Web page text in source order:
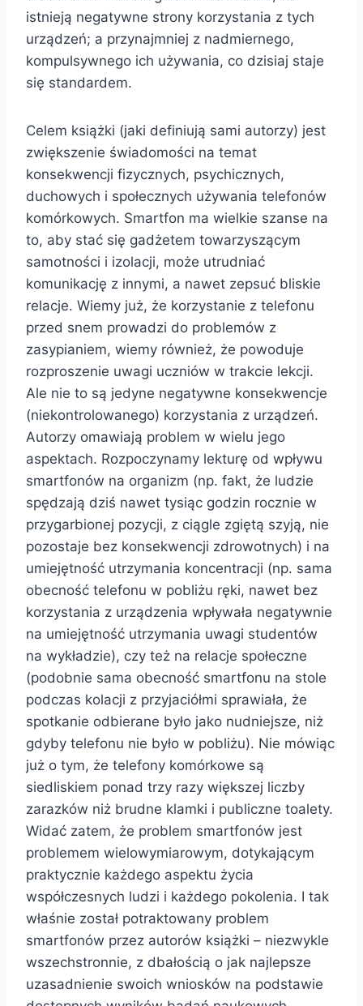
istnieją negatywne strony korzystania z tych
urządzeń; a przynajmniej z nadmiernego,
kompulsywnego ich używania, co dzisiaj staje
się standardem.
Celem książki (jaki definiują sami autorzy) jest
zwiększenie świadomości na temat
konsekwencji fizycznych, psychicznych,
duchowych i społecznych używania telefonów
komórkowych. Smartfon ma wielkie szanse na
to, aby stać się gadżetem towarzyszącym
samotności i izolacji, może utrudniać
komunikację z innymi, a nawet zepsuć bliskie
relacje. Wiemy już, że korzystanie z telefonu
przed snem prowadzi do problemów z
zasypianiem, wiemy również, że powoduje
rozproszenie uwagi uczniów w trakcie lekcji.
Ale nie to są jedyne negatywne konsekwencje
(niekontrolowanego) korzystania z urządzeń.
Autorzy omawiają problem w wielu jego
aspektach. Rozpoczynamy lekturę od wpływu
smartfonów na organizm (np. fakt, że ludzie
spędzają dziś nawet tysiąc godzin rocznie w
przygarbionej pozycji, z ciągle zgiętą szyją, nie
pozostaje bez konsekwencji zdrowotnych) i na
umiejętność utrzymania koncentracji (np. sama
obecność telefonu w pobliżu ręki, nawet bez
korzystania z urządzenia wpływała negatywnie
na umiejętność utrzymania uwagi studentów
na wykładzie), czy też na relacje społeczne
(podobnie sama obecność smartfonu na stole
podczas kolacji z przyjaciółmi sprawiała, że
spotkanie odbierane było jako nudniejsze, niż
gdyby telefonu nie było w pobliżu). Nie mówiąc
już o tym, że telefony komórkowe są
siedliskiem ponad trzy razy większej liczby
zarazków niż brudne klamki i publiczne toalety.
Widać zatem, że problem smartfonów jest
problemem wielowymiarowym, dotykającym
praktycznie każdego aspektu życia
współczesnych ludzi i każdego pokolenia. I tak
właśnie został potraktowany problem
smartfonów przez autorów książki – niezwykle
wszechstronnie, z dbałością o jak najlepsze
uzasadnienie swoich wniosków na podstawie